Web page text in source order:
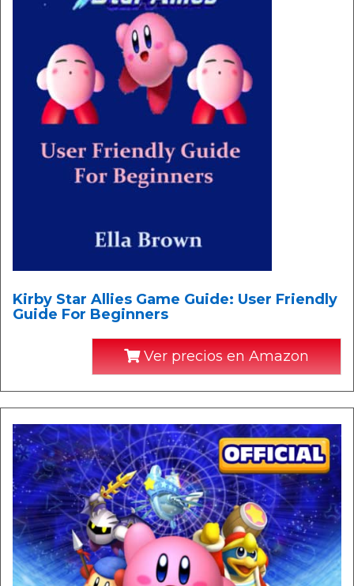
Kirby Star Allies Game Guide: User Friendly
Guide For Beginners
Ver precios en Amazon